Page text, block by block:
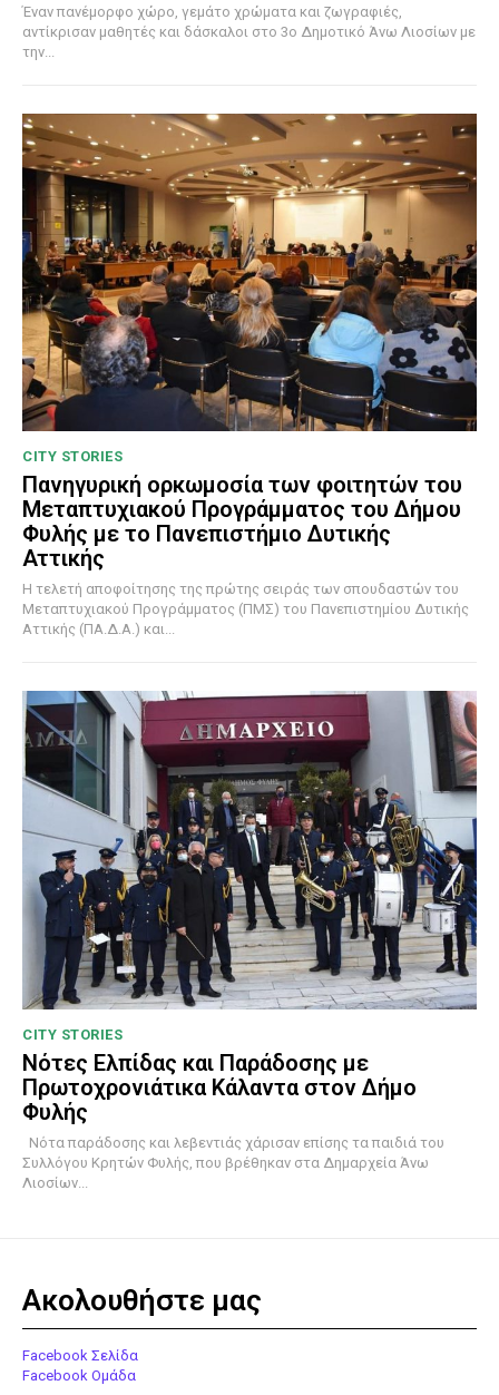
Έναν πανέμορφο χώρο, γεμάτο χρώματα και ζωγραφιές,
αντίκρισαν μαθητές και δάσκαλοι στο 3ο Δημοτικό Άνω Λιοσίων με
την...
CITY STORIES
Πανηγυρική ορκωμοσία των φοιτητών του
Μεταπτυχιακού Προγράμματος του Δήμου
Φυλής με το Πανεπιστήμιο Δυτικής
Αττικής
Η τελετή αποφοίτησης της πρώτης σειράς των σπουδαστών του
Μεταπτυχιακού Προγράμματος (ΠΜΣ) του Πανεπιστημίου Δυτικής
Αττικής (ΠΑ.Δ.Α.) και...
CITY STORIES
Νότες Ελπίδας και Παράδοσης με
Πρωτοχρονιάτικα Κάλαντα στον Δήμο
Φυλής
Νότα παράδοσης και λεβεντιάς χάρισαν επίσης τα παιδιά του
Συλλόγου Κρητών Φυλής, που βρέθηκαν στα Δημαρχεία Άνω
Λιοσίων...
Ακολουθήστε μας
Facebook Σελίδα
Facebook Ομάδα